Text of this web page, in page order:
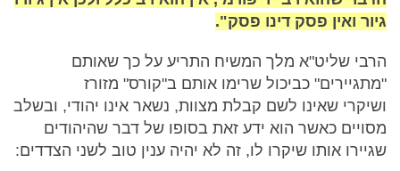
גיור ואין פסק דינו פסק".
הרבי שליט"א מלך המשיח התריע על כך שאותם
"מתגיירים" כביכול שרימו אותם ב"קורס" מזורז
ושיקרי שאינו לשם קבלת מצוות, נשאר אינו יהודי, ובשלב
מסויים כאשר הוא ידע זאת בסופו של דבר שהיהודים
שגיירו אותו שיקרו לו, זה לא יהיה ענין טוב לשני הצדדים: